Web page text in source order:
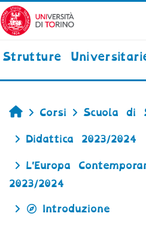
Vai al contenuto
Strutture
Home
Corsi Scuola di
Didattica 2023/2024
L'Europa
2023/2024
Introduzione